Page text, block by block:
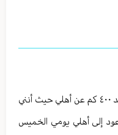
ما حكم الصوم من يعمل في منطقة تبعد ٤٠٠ كم عن أهلي حيث أنني
إلى أهلي يومي الخميس